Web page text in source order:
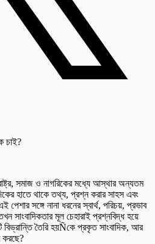
সমাজ ও নাগরিকের মধ্যে আস্থার অন্যতম
হাতে থাকে তথ্য, প্রশ্ন করার সাহস এবং
পেশার সঙ্গে নানা ধরনের স্বার্থ, পরিচয়, প্রভাব
সাংবাদিকতার মূল চেহারাই প্রশ্নবিদ্ধ হয়ে
তৈরি হয়Ñকে প্রকৃত সাংবাদিক, আর
করছে?